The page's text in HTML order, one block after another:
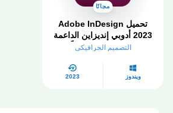
مجانًا
تحميل Adobe InDesign
2023 أدوبي إنديزاين الداعمة
للعربية​ كامل مجاناً
التصميم الجرافيكي
ويندوز 2023